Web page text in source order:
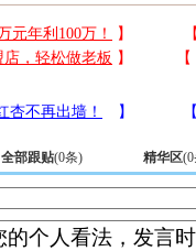
全部跟贴(0条) 精华区(0